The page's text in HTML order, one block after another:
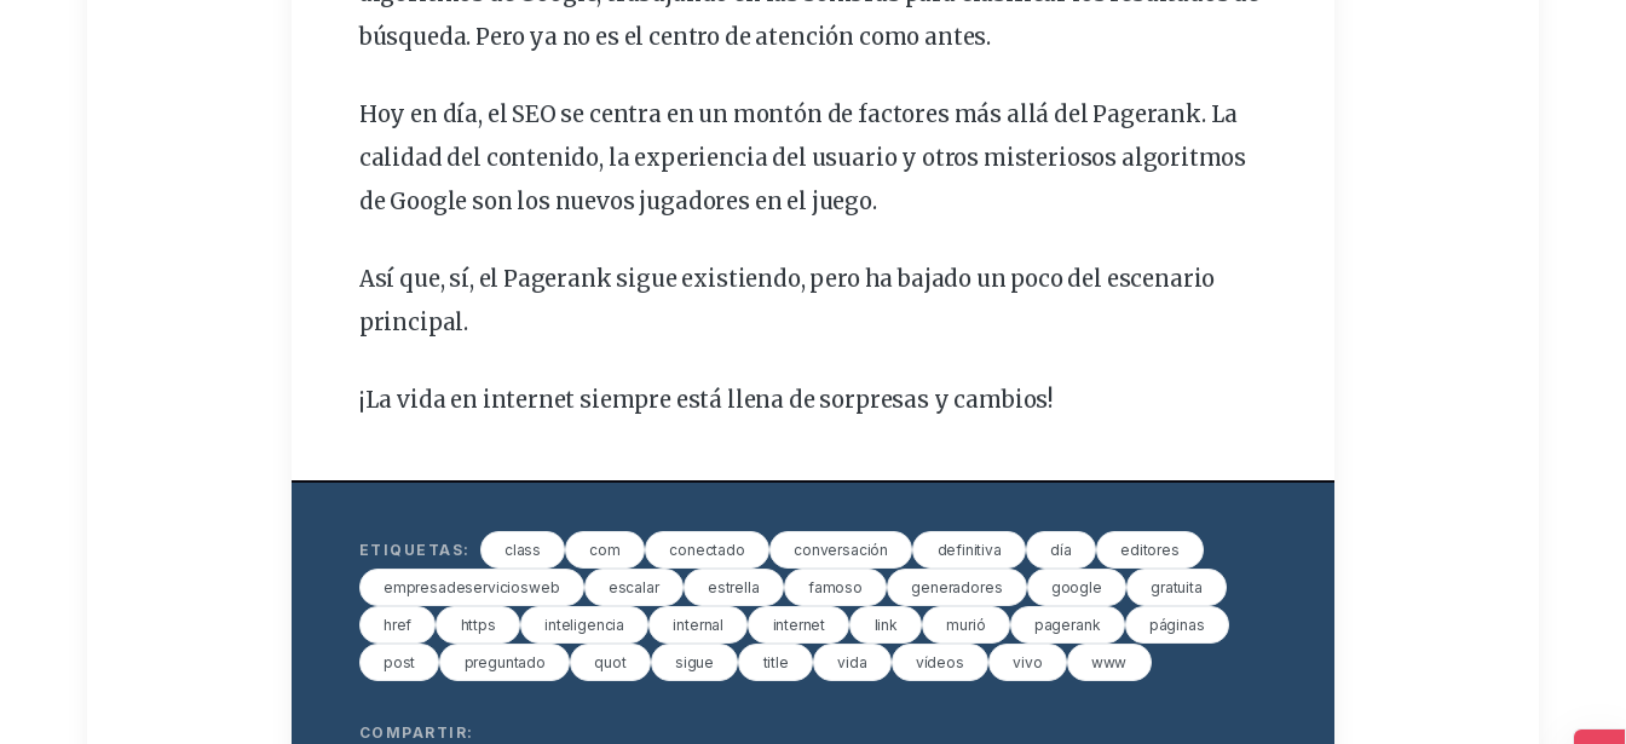
búsqueda. Pero ya no es el centro de atención como antes.
Hoy en día, el SEO se centra en un montón de factores más allá del Pagerank. La
calidad del contenido, laexperienciadel usuario y otros misteriosos algoritmos
de Google son los nuevos jugadores en el juego.
Así que, sí, el Pagerank sigue existiendo, pero ha bajado un poco del escenario
principal.
¡La vida en internet siempre está llena de sorpresas y cambios!
ETIQUETAS: class com conectado conversación definitiva día editores
empresadeserviciosweb escalar estrella famoso generadores google gratuita
href https inteligencia internal internet link murió pagerank páginas
post preguntado quot sigue title vida vídeos vivo www
COMPARTIR: